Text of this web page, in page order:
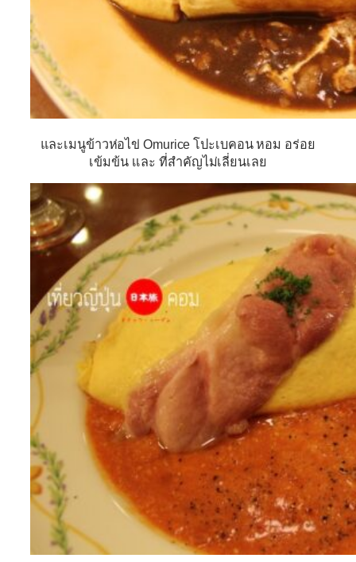
และเมนูข้าวห่อไข่ Omurice โปะเบคอน หอม อร่อย
เข้มข้น เเละ ที่สำคัญไม่เลี่ยนเลย